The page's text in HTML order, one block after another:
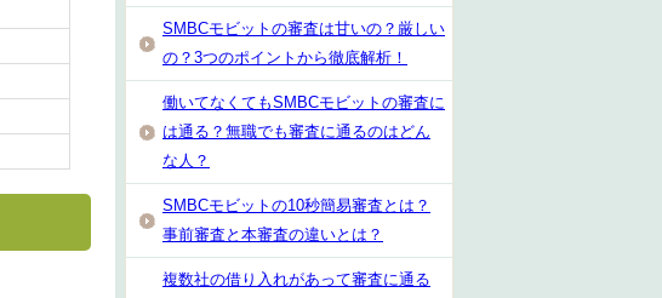
SMBCモビットの審査は甘いの？厳しい
の？3つのポイントから徹底解析！
働いてなくてもSMBCモビットの審査に
は通る？無職でも審査に通るのはどん
な人？
SMBCモビットの10秒簡易審査とは？
事前審査と本審査の違いとは？
複数社の借り入れがあって審査に通る